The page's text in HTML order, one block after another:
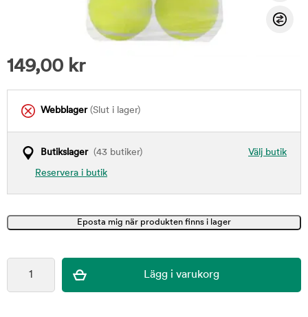
149,00 kr
Webblager(Slut i lager)
Välj butik
Butikslager(43 butiker)
Reservera i butik